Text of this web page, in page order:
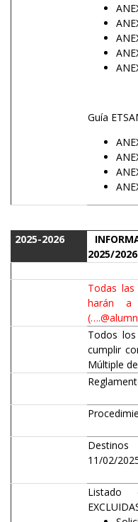
Guía
2025-2026
2025/2026
Todas
harán a
Todos
cumplir
Múltiple
Destinos
11/02/
Listado